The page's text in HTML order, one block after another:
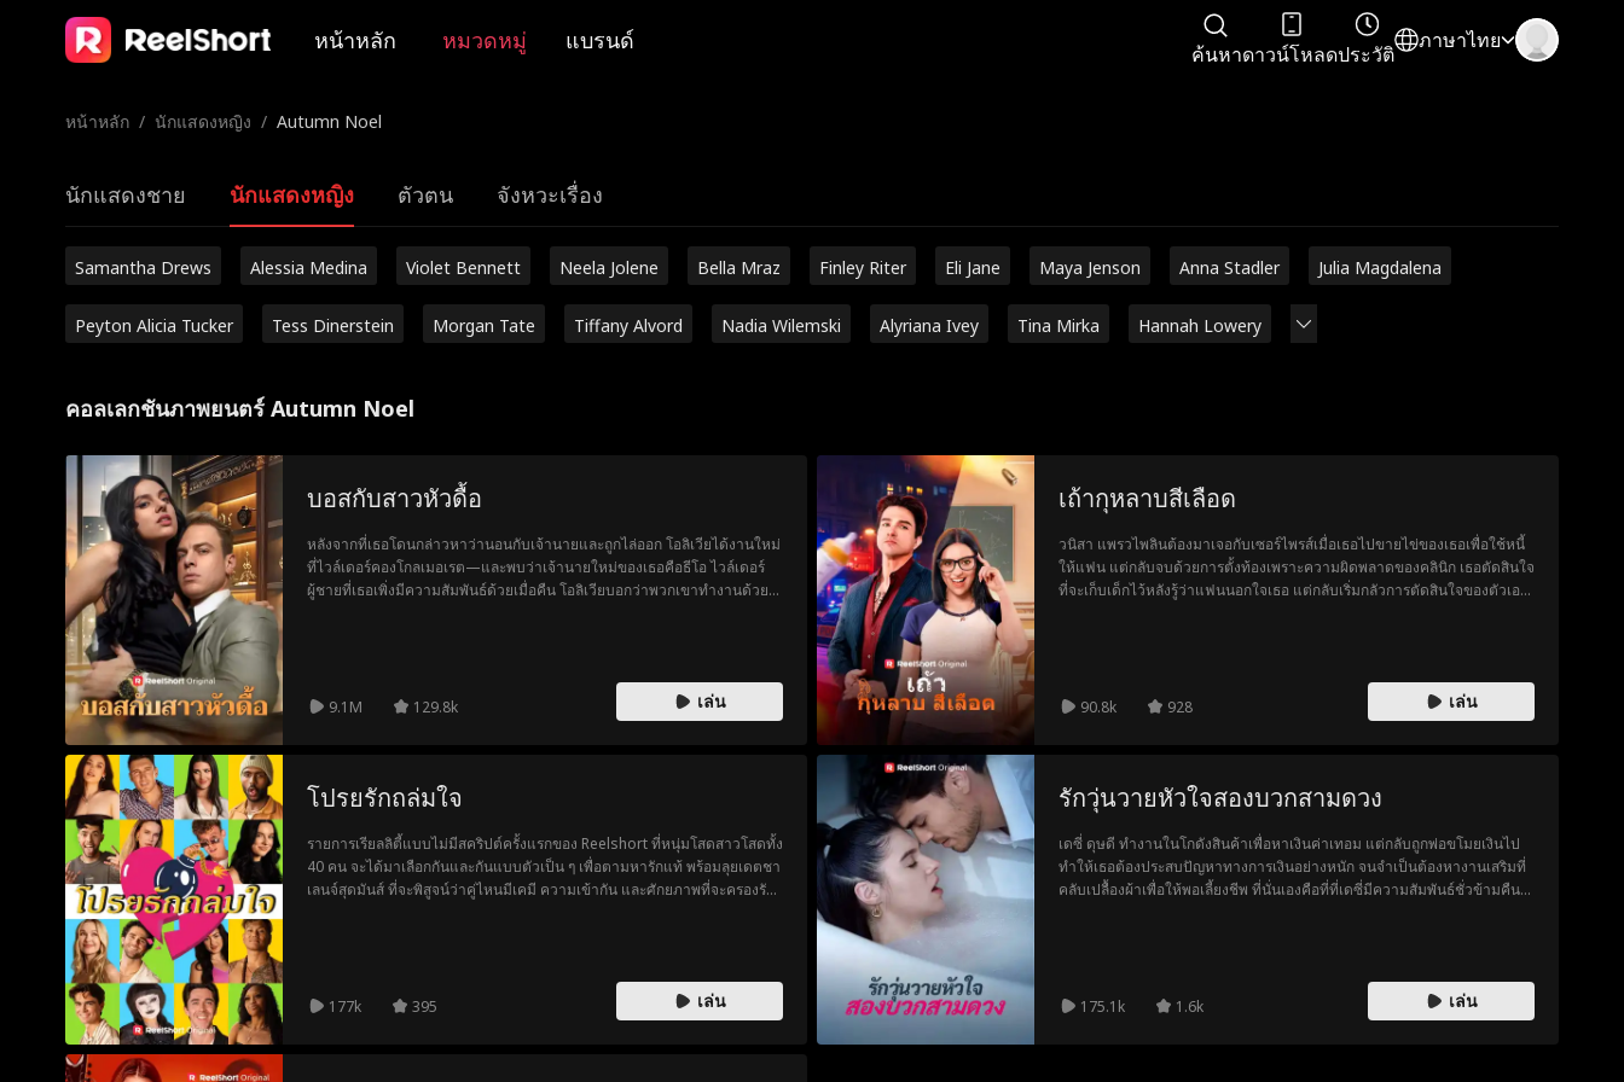
หน้าหลัก หมวดหมู่ แบรนด์
ค้นหาดาวน์โหลดประวัติ
ภาษาไทย
หน้าหลัก / นักแสดงหญิง / Autumn Noel
นักแสดงชาย นักแสดงหญิง ตัวตน จังหวะเรื่อง
Samantha Drews Alessia Medina Violet Bennett Neela Jolene Bella Mraz Finley Riter Eli Jane Maya Jenson Anna Stadler Julia Magdalena
Peyton Alicia Tucker Tess Dinerstein Morgan Tate Tiffany Alvord Nadia Wilemski Alyriana Ivey Tina Mirka Hannah Lowery
คอลเลกชันภาพยนตร์ Autumn Noel
บอสกับสาวหัวดื้อ
หลังจากที่เธอโดนกล่าวหาว่านอนกับเจ้านายและถูกไล่ออก โอลิเวียได้งานใหม่
ที่ไวล์เดอร์คองโกลเมอเรต—และพบว่าเจ้านายใหม่ของเธอคือธีโอ ไวล์เดอร์
ผู้ชายที่เธอเพิ่งมีความสัมพันธ์ด้วยเมื่อคืน โอลิเวียบอกว่าพวกเขาทำงานด้วย
9.1M 129.8k เล่น
เถ้ากุหลาบสีเลือด
วนิสา แพรวไพลินต้องมาเจอกับเซอร์ไพรส์เมื่อเธอไปขายไข่ของเธอเพื่อใช้หนี้
ให้แฟน แต่กลับจบด้วยการตั้งท้องเพราะความผิดพลาดของคลินิก เธอตัดสินใจ
ที่จะเก็บเด็กไว้หลังรู้ว่าแฟนนอกใจเธอ แต่กลับเริ่มกลัวการตัดสินใจของตัวเอง
หลังจากที่เขาพิสูจน์คำสัญญาที่เขาให้ไว้ว่าจะปกป้องเธอจากอาชญากร พวก
ชอบรังแก และแก๊งมาเฟียของเขาหลายครั้งหลายหน วนิสาก็เริ่มมีใจให้เขาแม้
เขาจะมีนิสัยชอบหยอกล้อและความสามารถในการสังหารของเขาก็ตาม เธอจะ
90.8k 928 เล่น
โปรยรักถล่มใจ
รายการเรียลลิตี้แบบไม่มีสคริปต์ครั้งแรกของ Reelshort ที่หนุ่มโสดสาวโสดทั้ง
40 คน จะได้มาเลือกกันและกันแบบตัวเป็น ๆ เพื่อตามหารักแท้ พร้อมลุยเดตชา
เลนจ์สุดมันส์ ที่จะพิสูจน์ว่าคู่ไหนมีเคมี ความเข้ากัน และศักยภาพที่จะครองรัก
177k 395 เล่น
รักวุ่นวายหัวใจสองบวกสามดวง
เดซี่ ดุษดี ทำงานในโกดังสินค้าเพื่อหาเงินค่าเทอม แต่กลับถูกพ่อขโมยเงินไป
ทำให้เธอต้องประสบปัญหาทางการเงินอย่างหนัก จนจำเป็นต้องหางานเสริมที่
คลับเปลื้องผ้าเพื่อให้พอเลี้ยงชีพ ที่นั่นเองคือที่ที่เดซี่มีความสัมพันธ์ชั่วข้ามคืน
175.1k 1.6k เล่น